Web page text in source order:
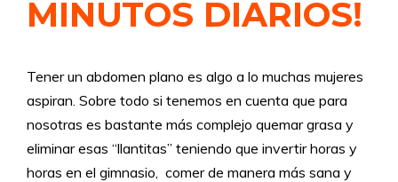
MINUTOS DIARIOS!
Tener un abdomen plano es algo a lo muchas mujeres
aspiran. Sobre todo si tenemos en cuenta que para
nosotras es bastante más complejo quemar grasa y
eliminar esas “llantitas” teniendo que invertir horas y
horas en el gimnasio, comer de manera más sana y